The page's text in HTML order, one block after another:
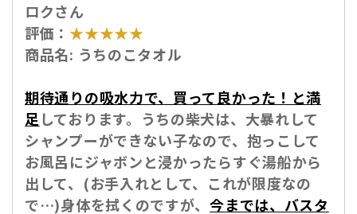
ロクさん
評価： ★★★★★
商品名: うちのこタオル
期待通りの吸水力で、買って良かった！と満
足 しております。うちの柴犬は、大暴れして
シャンプーができない子なので、抱っこして
お風呂にジャボンと浸かったらすぐ湯船から
出して、(お手入れとして、これが限度なの
で…)身体を拭くのですが、今までは、バスタ